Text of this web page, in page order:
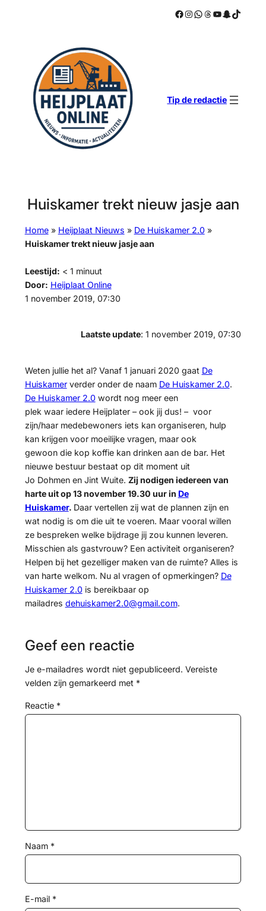
Facebook
Instagram
WhatsApp
Threads
YouTube
Snapchat
TikTok
Tip de redactie
Huiskamer trekt nieuw jasje aan
Home» Heijplaat Nieuws » De Huiskamer 2.0»
Huiskamer trekt nieuw jasje aan
Leestijd: < 1 minuut
Door: Heijplaat Online
1 november 2019, 07:30
Laatste update: 1 november 2019, 07:30
Weten jullie het al? Vanaf 1 januari 2020 gaat De
Huiskamerverder onder de naam De Huiskamer 2.0.
De Huiskamer 2.0wordt nog meer een
plek waar iedere Heijplater – ook jij dus! – voor
zijn/haar medebewoners iets kan organiseren, hulp
kan krijgen voor moeilijke vragen, maar ook
gewoon die kop koffie kan drinken aan de bar. Het
nieuwe bestuur bestaat op dit moment uit
Jo Dohmen en Jint Wuite. Zij nodigen iedereen van
harte uit op 13 november 19.30 uur in De
Huiskamer. Daar vertellen zij wat de plannen zijn en
wat nodig is om die uit te voeren. Maar vooral willen
ze bespreken welke bijdrage jij zou kunnen leveren.
Misschien als gastvrouw? Een activiteit organiseren?
Helpen bij het gezelliger maken van de ruimte? Alles is
van harte welkom. Nu al vragen of opmerkingen? De
Huiskamer 2.0is bereikbaar op
mailadres dehuiskamer2.0@gmail.com.
Geef een reactie
Je e-mailadres wordt niet gepubliceerd. Vereiste
velden zijn gemarkeerd met *
Reactie *
Naam *
E-mail *